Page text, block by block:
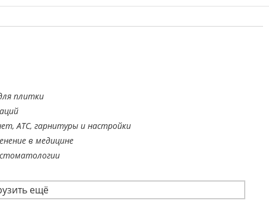
плитки
АТС, гарнитуры и настройки
в медицине
ещё